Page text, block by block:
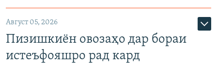
Август 05, 2026
Пизишкиён овозаҳо дар бораи
истеъфояшро рад кард